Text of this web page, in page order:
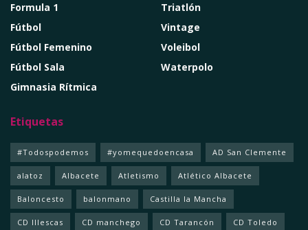
Formula 1
Fútbol
Fútbol Femenino
Fútbol Sala
Gimnasia Rítmica
Triatlón
Vintage
Voleibol
Waterpolo
Etiquetas
#Todospodemos #yomequedoencasa AD San Clemente
alatoz Albacete Atletismo Atlético Albacete
Baloncesto balonmano Castilla la Mancha
CD Illescas CD manchego CD Tarancón CD Toledo